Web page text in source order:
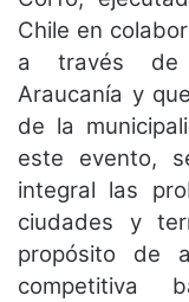
Chile en
a través de
Araucanía y
de la
este evento,
integral las
ciudades y
propósito de
competitiva